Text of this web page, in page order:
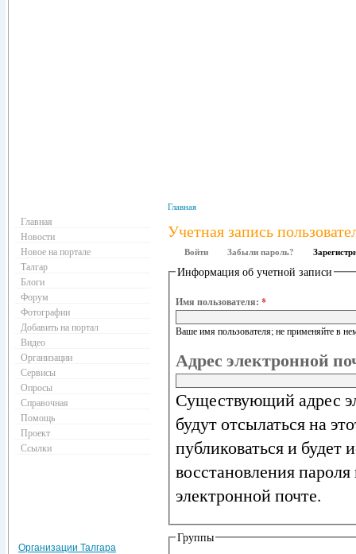
Главная
Учетная запись
Войти Забыли пароль?
Информация об учетной записи
Имя пользователя: *
Ваше имя пользователя; не применяйте в
Адрес электронной
Существующий адрес
будут отсылаться на
публиковаться и
восстановления
электронной почте.
Группы
Главная
Новости
Новое на портале
Талгар
Блоги
Форум
Фотографии
Добавить на портал
Видео
Организации
Сервисы
Опросы
Справочная
Помощь
Проект
Ссылки
Организации Талгара